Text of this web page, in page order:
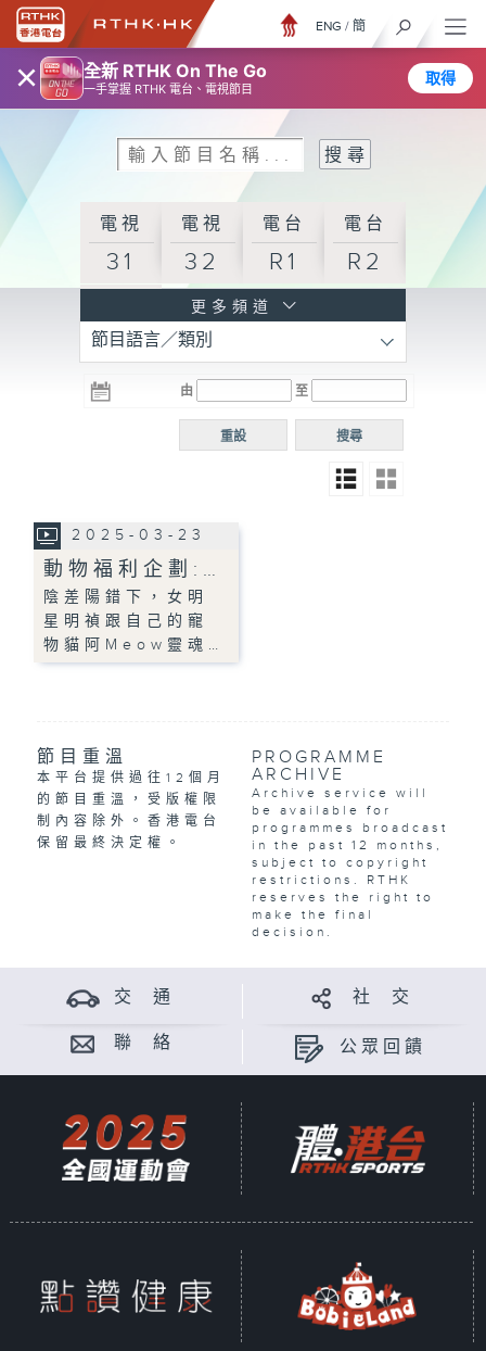
× 全新 RTHK On The Go
一手掌握 RTHK 電台、電視節目
取得
ENG / 簡
電視
31
電視
32
電台
R1
電台
R2
R3
電台 電台
R5
電台
普通
更多頻道
節目語言／類別
由 至
搜尋
重設
2025-03-23
動物福利企劃:…
陰差陽錯下，女明
星明禎跟自己的寵
物貓阿Meow靈魂…
節目重溫
本平台提供過往12個月
的節目重溫，受版權限
制內容除外。香港電台
保留最終決定權。
PROGRAMME
ARCHIVE
Archive service will
be available for
programmes broadcast
in the past 12 months,
subject to copyright
restrictions. RTHK
reserves the right to
make the final
decision.
交 通 社 交
聯 絡 公眾回饋